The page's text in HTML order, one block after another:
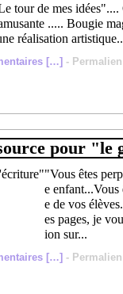
tour de mes
..... Bougie
réalisation
[…] -
pour "le
"Vous êtes
e
e de vos
es pages, je
ion sur...
[…] -